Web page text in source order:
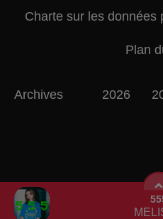
Charte sur les données
Plan
Archives 2026